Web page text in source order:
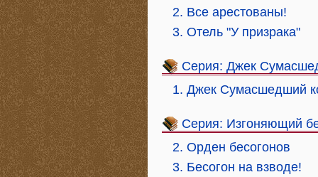
2. Все арестованы!
3. Отель "У призрака"
Серия: Джек
1. Джек Сумасшедший
Серия: Изгоняющий
2. Орден бесогонов
3. Бесогон на взводе!